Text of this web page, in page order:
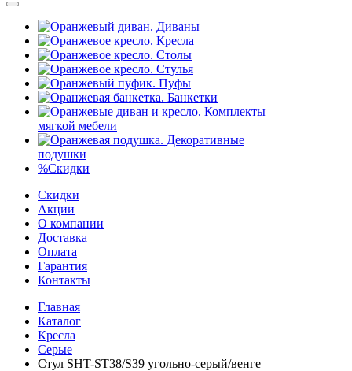
Диваны
Кресла
Столы
Стулья
Пуфы
Банкетки
Комплекты
мягкой мебели
Декоративные
подушки
%Скидки
Скидки
Акции
О компании
Доставка
Оплата
Гарантия
Контакты
Главная
Каталог
Кресла
Серые
Стул SHT-ST38/S39 угольно-серый/венге